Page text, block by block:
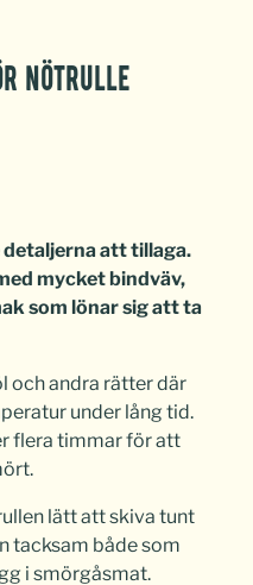
NÖTRULLE
detaljerna att tillaga.
mycket bindväv,
som lönar sig att ta
och andra rätter där
under lång tid.
flera timmar för att
lätt att skiva tunt
tacksam både som
i smörgåsmat.